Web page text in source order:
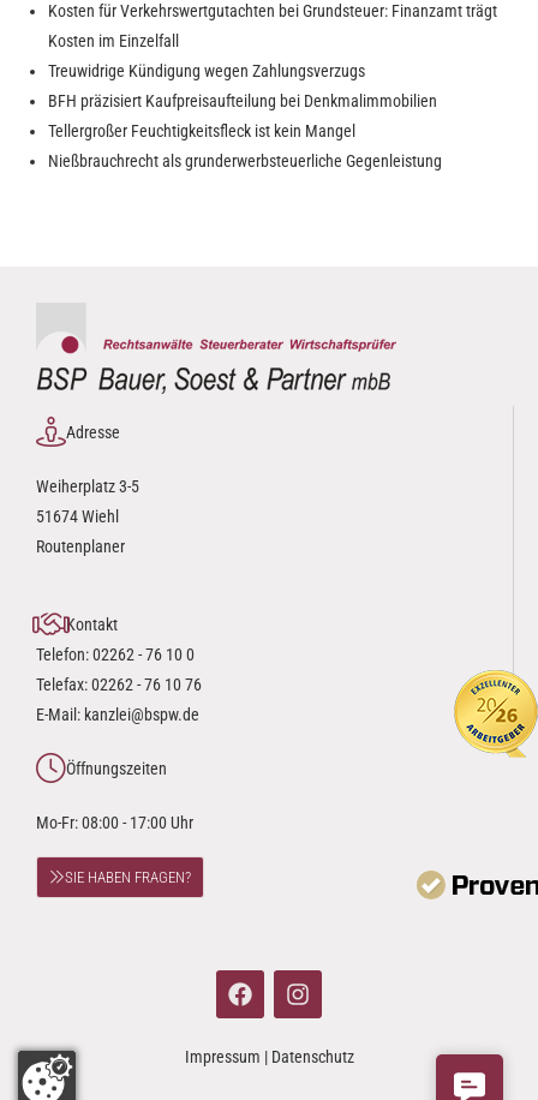
Kosten für Verkehrswertgutachten bei Grundsteuer: Finanzamt trägt
Kosten im Einzelfall
Treuwidrige Kündigung wegen Zahlungsverzugs
BFH präzisiert Kaufpreisaufteilung bei Denkmalimmobilien
Tellergroßer Feuchtigkeitsfleck ist kein Mangel
Nießbrauchrecht als grunderwerbsteuerliche Gegenleistung
Adresse
Weiherplatz 3-5
51674 Wiehl
Routenplaner
Kontakt
Telefon:02262 - 76 10 0
Telefax: 02262 - 76 10 76
E-Mail: kanzlei@bspw.de
Öffnungszeiten
Mo-Fr: 08:00 - 17:00 Uhr
SIE HABEN FRAGEN?
Impressum | Datenschutz
Contact